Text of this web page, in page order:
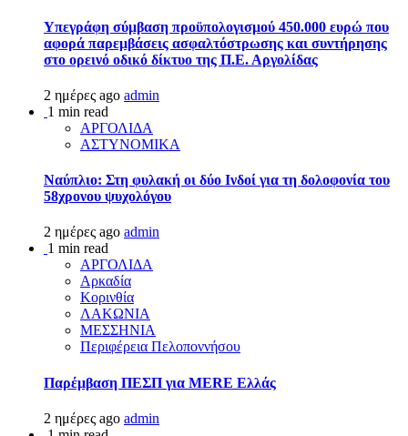
Υπεγράφη σύμβαση προϋπολογισμού 450.000 ευρώ που
αφορά παρεμβάσεις ασφαλτόστρωσης και συντήρησης
στο ορεινό οδικό δίκτυο της Π.Ε. Αργολίδας
2 ημέρες ago admin
1 min read
ΑΡΓΟΛΙΔΑ
ΑΣΤΥΝΟΜΙΚΑ
Ναύπλιο: Στη φυλακή οι δύο Ινδοί για τη δολοφονία του
58χρονου ψυχολόγου
2 ημέρες ago admin
1 min read
ΑΡΓΟΛΙΔΑ
Αρκαδία
Κορινθία
ΛΑΚΩΝΙΑ
ΜΕΣΣΗΝΙΑ
Περιφέρεια Πελοποννήσου
Παρέμβαση ΠΕΣΠ για MERE Ελλάς
2 ημέρες ago admin